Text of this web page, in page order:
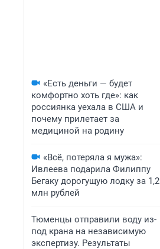
«Есть деньги — будет
комфортно хоть где»: как
россиянка уехала в США и
почему прилетает за
медициной на родину
«Всё, потеряла я мужа»:
Ивлеева подарила Филиппу
Бегаку дорогущую лодку за 1,2
млн рублей
Тюменцы отправили воду из-
под крана на независимую
экспертизу. Результаты